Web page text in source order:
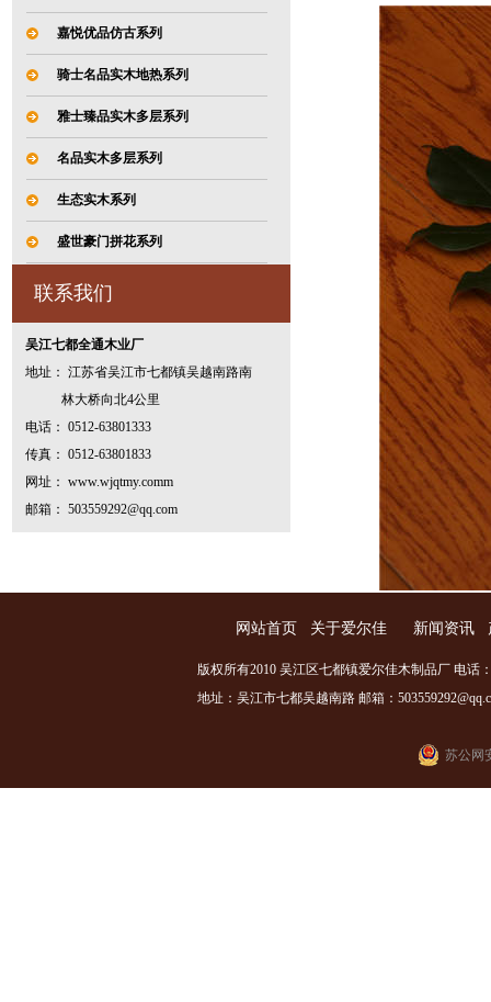
嘉悦优品仿古系列
骑士名品实木地热系列
雅士臻品实木多层系列
名品实木多层系列
生态实木系列
盛世豪门拼花系列
联系我们
吴江七都全通木业厂
地址： 江苏省吴江市七都镇吴越南路南
林大桥向北4公里
电话： 0512-63801333
传真： 0512-63801833
网址： www.wjqtmy.comm
邮箱： 503559292@qq.com
网站首页 关于爱尔佳 新闻资讯
版权所有2010 吴江区七都镇爱尔佳木制品厂 电话
地址：吴江市七都吴越南路 邮箱：
苏公网